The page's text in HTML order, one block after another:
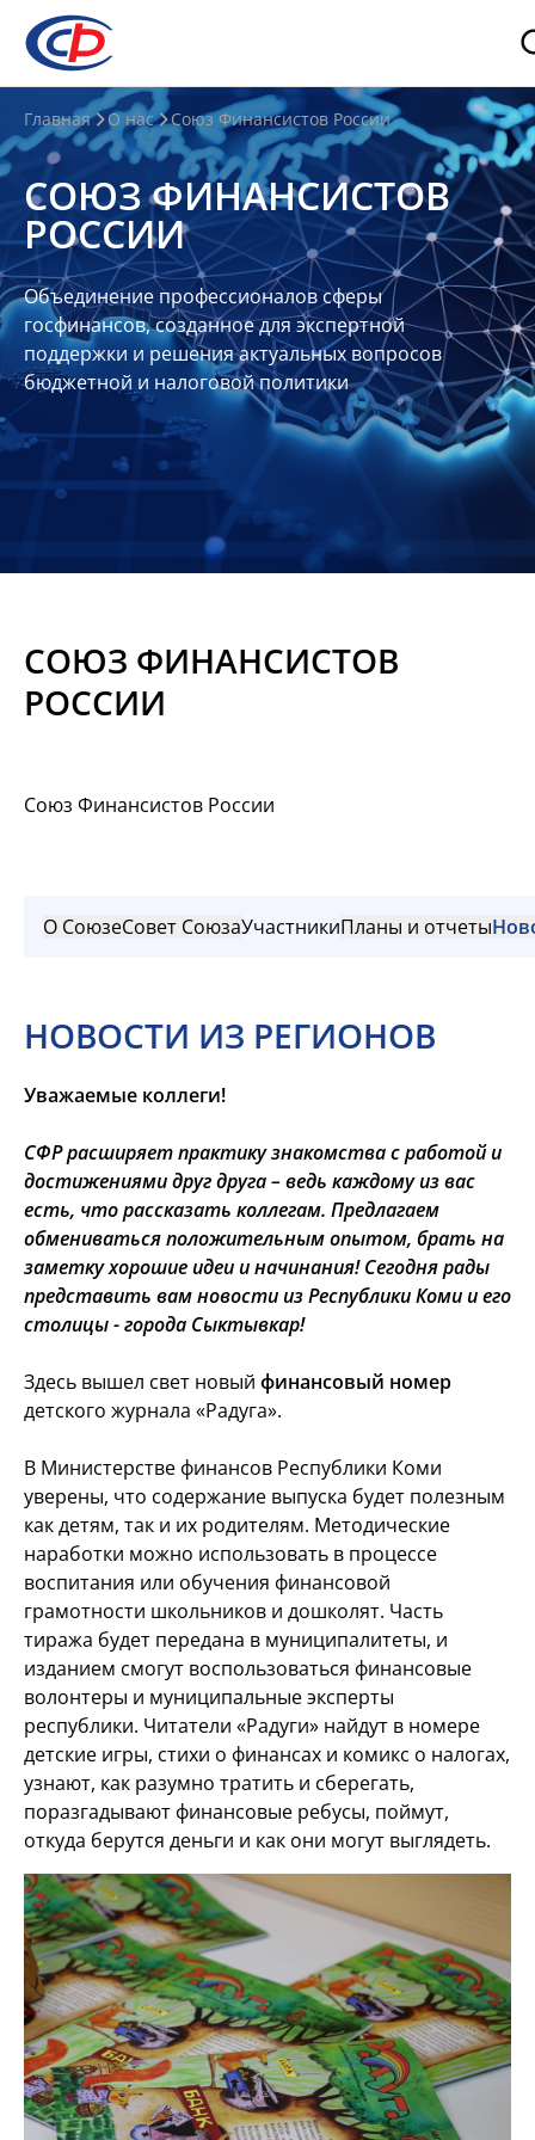
О
нас
О
СФР
Совет
Союза
Участники
Планы
отчеты
Контакты
Материалы
Главная О нас Союз Финансистов России
СОЮЗ ФИНАНСИСТОВ
РОССИИ
Объединение профессионалов сферы
госфинансов, созданное для экспертной
поддержки и решения актуальных вопросов
бюджетной и налоговой политики
СОЮЗ ФИНАНСИСТОВ
РОССИИ
Союз Финансистов России
О СоюзеСовет СоюзаУчастникиПланы и отчеты
НОВОСТИ ИЗ РЕГИОНОВ
Уважаемые коллеги!
СФР расширяет практику знакомства с работой и
достижениями друг друга – ведь каждому из вас
есть, что рассказать коллегам. Предлагаем
обмениваться положительным опытом, брать на
заметку хорошие идеи и начинания! Сегодня рады
представить вам новости из Республики Коми и его
столицы - города Сыктывкар!
Здесь вышел свет новый финансовый номер
детского журнала «Радуга».
В Министерстве финансов Республики Коми
уверены, что содержание выпуска будет полезным
как детям, так и их родителям. Методические
наработки можно использовать в процессе
воспитания или обучения финансовой
грамотности школьников и дошколят. Часть
тиража будет передана в муниципалитеты, и
изданием смогут воспользоваться финансовые
волонтеры и муниципальные эксперты
республики. Читатели «Радуги» найдут в номере
детские игры, стихи о финансах и комикс о налогах,
узнают, как разумно тратить и сберегать,
поразгадывают финансовые ребусы, поймут,
откуда берутся деньги и как они могут выглядеть.